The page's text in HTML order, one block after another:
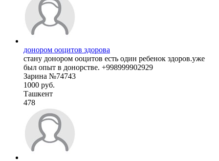
донором ооцитов здорова
стану донором ооцитов есть один ребенок здоров.уже
был опыт в донорстве. +998999902929
Зарина №74743
1000 руб.
Ташкент
478